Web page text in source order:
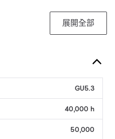
展開全部
GU5.3
40,000 h
50,000